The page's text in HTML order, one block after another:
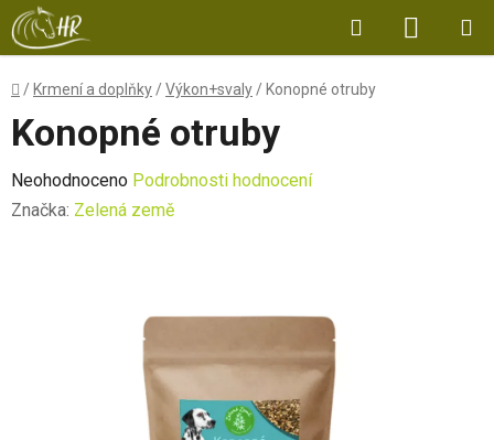
Přejít
na
obsah
Hledat
KOŠÍK
Domů
/ Krmení a doplňky /Výkon+svaly / Konopné otruby
Konopné otruby
Průměrné
hodnocení
Neohodnoceno Podrobnosti hodnocení
Značka: Zelená země